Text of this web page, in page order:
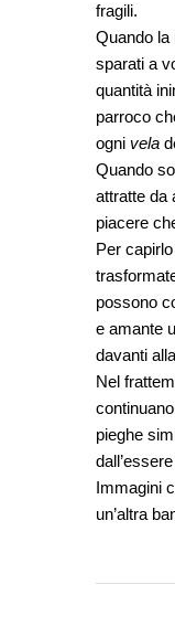
fragili.
Quando la
sparati a
quantità
parroco
ogni vela
Quando
attratte da
piacere
Per
possono
e amante
davanti
Nel
pieghe
Immagini
un’altra